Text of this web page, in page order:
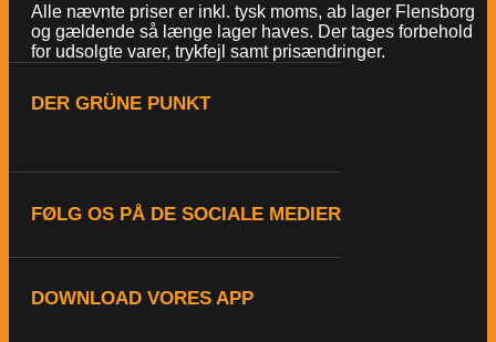
Alle nævnte priser er inkl. tysk moms, ab lager Flensborg
og gældende så længe lager haves. Der tages forbehold
for udsolgte varer, trykfejl samt prisændringer.
DER GRÜNE PUNKT
FØLG OS PÅ DE SOCIALE MEDIER
DOWNLOAD VORES APP